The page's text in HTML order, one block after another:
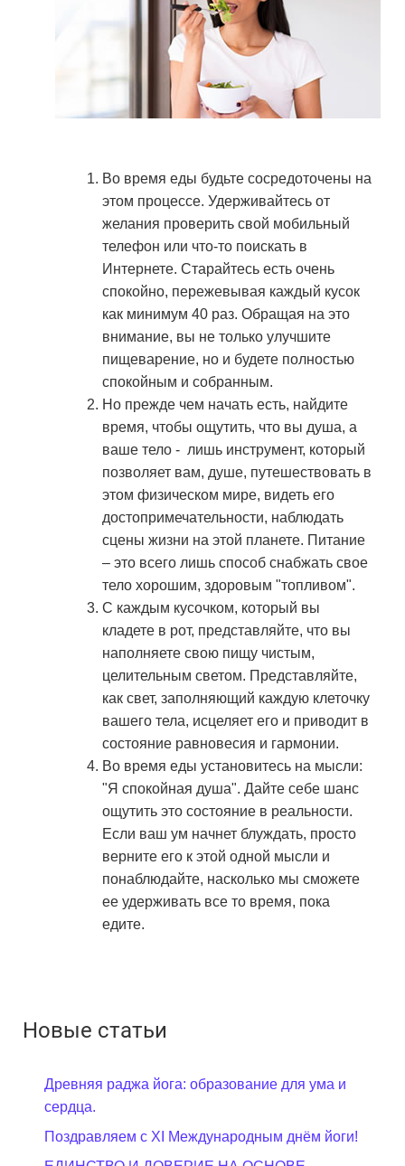
Во время еды будьте сосредоточены на
этом процессе. Удерживайтесь от
желания проверить свой мобильный
телефон или что-то поискать в
Интернете. Старайтесь есть очень
спокойно, пережевывая каждый кусок
как минимум 40 раз. Обращая на это
внимание, вы не только улучшите
пищеварение, но и будете полностью
спокойным и собранным.
Но прежде чем начать есть, найдите
время, чтобы ощутить, что вы душа, а
ваше тело - лишь инструмент, который
позволяет вам, душе, путешествовать в
этом физическом мире, видеть его
достопримечательности, наблюдать
сцены жизни на этой планете. Питание
– это всего лишь способ снабжать свое
тело хорошим, здоровым "топливом".
С каждым кусочком, который вы
кладете в рот, представляйте, что вы
наполняете свою пищу чистым,
целительным светом. Представляйте,
как свет, заполняющий каждую клеточку
вашего тела, исцеляет его и приводит в
состояние равновесия и гармонии.
Во время еды установитесь на мысли:
"Я спокойная душа". Дайте себе шанс
ощутить это состояние в реальности.
Если ваш ум начнет блуждать, просто
верните его к этой одной мысли и
понаблюдайте, насколько мы сможете
ее удерживать все то время, пока
едите.
Новые статьи
Древняя раджа йога: образование для ума и
сердца.
Поздравляем с XI Международным днём йоги!